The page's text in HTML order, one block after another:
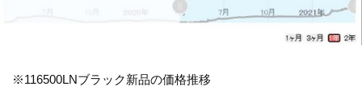
※116500LNブラック新品の価格推移